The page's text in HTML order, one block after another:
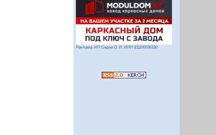
Реклама: ИП Седов О. И. ИНН 911100036130